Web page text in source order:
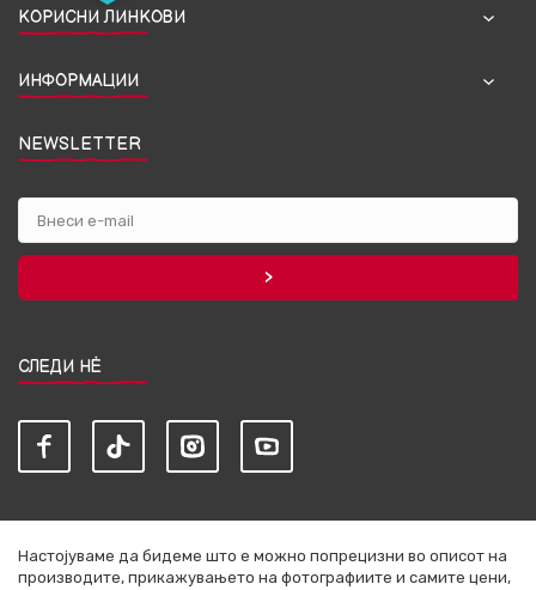
КОРИСНИ ЛИНКОВИ
ИНФОРМАЦИИ
NEWSLETTER
СЛЕДИ НЀ
Настојуваме да бидеме што е можно попрецизни во описот на
производите, прикажувањето на фотографиите и самите цени,